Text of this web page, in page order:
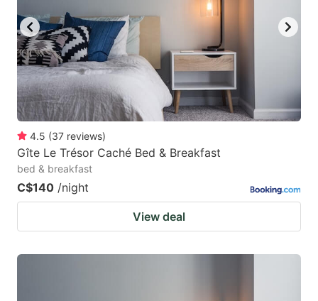
4.5 (37 reviews)
Gîte Le Trésor Caché Bed & Breakfast
bed & breakfast
C$140 /night
View deal